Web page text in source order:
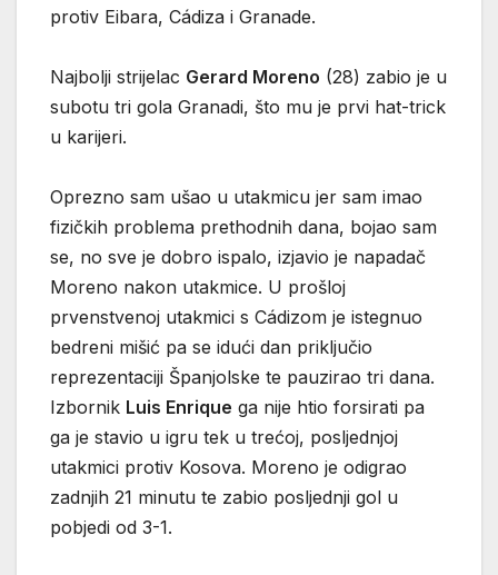
protiv Eibara, Cádiza i Granade.
Najbolji strijelac Gerard Moreno (28) zabio je u
subotu tri gola Granadi, što mu je prvi hat-trick
u karijeri.
Oprezno sam ušao u utakmicu jer sam imao
fizičkih problema prethodnih dana, bojao sam
se, no sve je dobro ispalo, izjavio je napadač
Moreno nakon utakmice. U prošloj
prvenstvenoj utakmici s Cádizom je istegnuo
bedreni mišić pa se idući dan priključio
reprezentaciji Španjolske te pauzirao tri dana.
Izbornik Luis Enrique ga nije htio forsirati pa
ga je stavio u igru tek u trećoj, posljednjoj
utakmici protiv Kosova. Moreno je odigrao
zadnjih 21 minutu te zabio posljednji gol u
pobjedi od 3-1.